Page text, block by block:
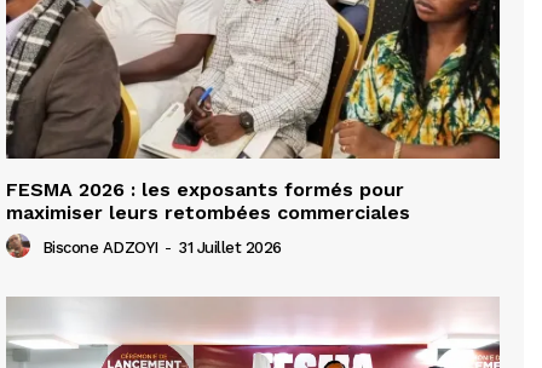
FESMA 2026 : les exposants formés pour
maximiser leurs retombées commerciales
Biscone ADZOYI - 31 Juillet 2026